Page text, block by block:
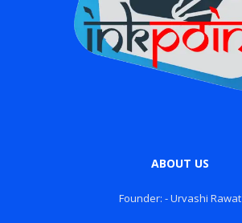
ABOUT US
Founder: - Urvashi Rawat